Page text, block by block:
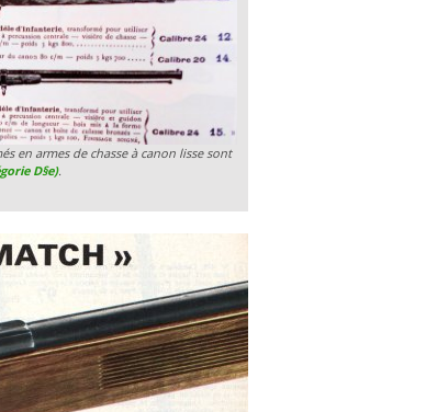
en armes de chasse à canon lisse sont
D§e).